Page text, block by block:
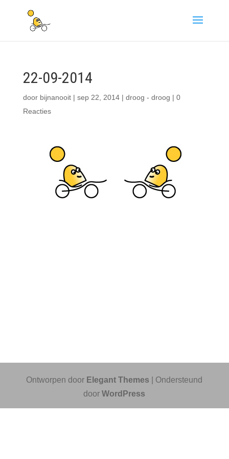
22-09-2014
door bijnanooit| sep 22, 2014| droog - droog | 0
Reacties
Ontworpen door Elegant Themes | Ondersteund
doorWordPress